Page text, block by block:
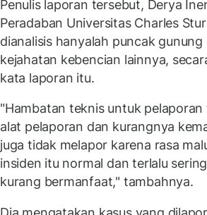
Penulis laporan tersebut, Derya
Peradaban Universitas Charles
dianalisis hanyalah puncak
kejahatan kebencian lainnya,
kata laporan itu.
"Hambatan teknis untuk
alat pelaporan dan kurangnya
juga tidak melapor karena rasa
insiden itu normal dan terlalu
kurang bermanfaat," tambahnya.